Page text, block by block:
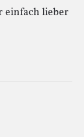
einfach lieber